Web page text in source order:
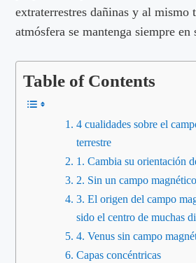
extraterrestres dañinas y al mismo
atmósfera se mantenga siempre en
Table of Contents
4 cualidades sobre el
terrestre
1. Cambia su orientación
2. Sin un campo
3. El origen del campo
sido el centro de muchas
4. Venus sin campo
Capas concéntricas